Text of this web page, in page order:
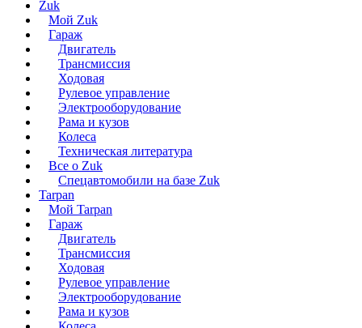
Zuk
Мой Zuk
Гараж
Двигатель
Трансмиссия
Ходовая
Рулевое управление
Электрооборудование
Рама и кузов
Колеса
Техническая литература
Все о Zuk
Спецавтомобили на базе Zuk
Tarpan
Мой Tarpan
Гараж
Двигатель
Трансмиссия
Ходовая
Рулевое управление
Электрооборудование
Рама и кузов